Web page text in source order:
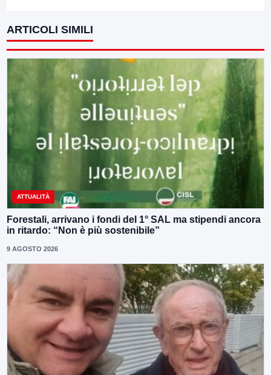
ARTICOLI SIMILI
ATTUALITÀ
Forestali, arrivano i fondi del 1° SAL ma stipendi ancora
in ritardo: “Non è più sostenibile”
9 AGOSTO 2026